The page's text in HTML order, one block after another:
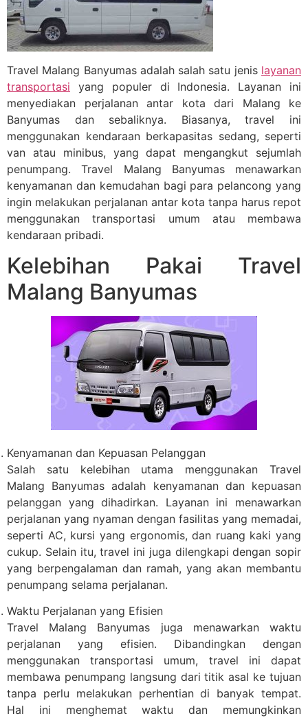
Travel Malang Banyumas adalah salah satu jenis layanan
transportasi yang populer di Indonesia. Layanan ini
menyediakan perjalanan antar kota dari Malang ke
Banyumas dan sebaliknya. Biasanya, travel ini
menggunakan kendaraan berkapasitas sedang, seperti
van atau minibus, yang dapat mengangkut sejumlah
penumpang. Travel Malang Banyumas menawarkan
kenyamanan dan kemudahan bagi para pelancong yang
ingin melakukan perjalanan antar kota tanpa harus repot
menggunakan transportasi umum atau membawa
kendaraan pribadi.
Kelebihan Pakai Travel
Malang Banyumas
Kenyamanan dan Kepuasan Pelanggan
Salah satu kelebihan utama menggunakan Travel
Malang Banyumas adalah kenyamanan dan kepuasan
pelanggan yang dihadirkan. Layanan ini menawarkan
perjalanan yang nyaman dengan fasilitas yang memadai,
seperti AC, kursi yang ergonomis, dan ruang kaki yang
cukup. Selain itu, travel ini juga dilengkapi dengan sopir
yang berpengalaman dan ramah, yang akan membantu
penumpang selama perjalanan.
Waktu Perjalanan yang Efisien
Travel Malang Banyumas juga menawarkan waktu
perjalanan yang efisien. Dibandingkan dengan
menggunakan transportasi umum, travel ini dapat
membawa penumpang langsung dari titik asal ke tujuan
tanpa perlu melakukan perhentian di banyak tempat.
Hal ini menghemat waktu dan memungkinkan